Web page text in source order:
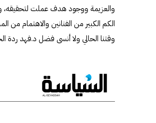
والعزيمة ووجود هدف عملت لتحقيقه،
الكم الكبير من الفنانين والاهتمام من
وقتنا الحالي ولا أنسى فضل د.فهد ردة